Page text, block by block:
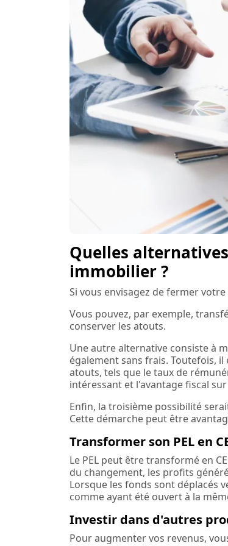
Quelles
immobilier ?
Si vous envisagez de fermer
Vous pouvez, par exemple,
conserver les atouts.
Une autre alternative consiste à
également sans frais. Toutefois,
atouts, tels que le taux de
intéressant et l'avantage fiscal
Enfin, la troisième possibilité
Cette démarche peut être
Transformer son PEL en
Le PEL peut être transformé en
du changement, les profits
Lorsque les fonds sont déplacés
comme ayant été ouvert à la
Investir dans d'autres
Pour augmenter vos revenus,